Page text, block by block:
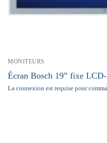
MONITEURS
Écran Bosch 19” fixe
La connexion est requise pour